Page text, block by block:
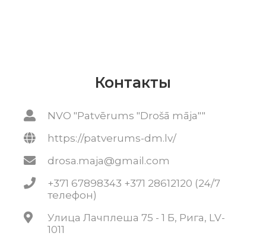
Контакты
NVO "Patvērums "Drošā māja""
https://patverums-dm.lv/
drosa.maja@gmail.com
+371 67898343 +371 28612120 (24/7
телефон)
Улица Лачплеша 75 - 1 Б, Рига, LV-
1011